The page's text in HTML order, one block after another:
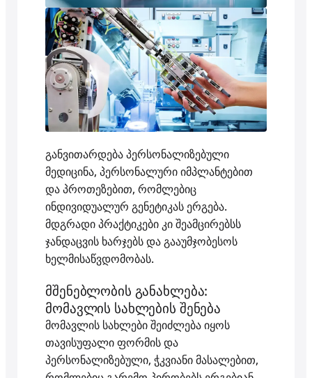
განვითარდება პერსონალიზებული
მედიცინა, პერსონალური იმპლანტებით
და პროთეზებით, რომლებიც
ინდივიდუალურ გენეტიკას ერგება.
მდგრადი პრაქტიკები კი შეამცირებსს
ჯანდაცვის ხარჯებს და გააუმჯობესოს
ხელმისაწვდომობას.
მშენებლობის განახლება:
მომავლის სახლების შენება
მომავლის სახლები შეიძლება იყოს
თავისუფალი ფორმის და
პერსონალიზებული, ჭკვიანი მასალებით,